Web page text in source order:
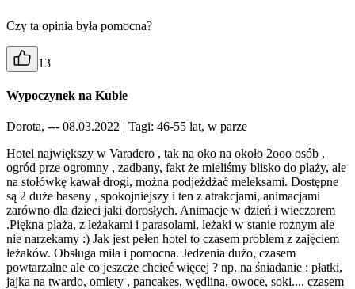
Czy ta opinia była pomocna?
13
Wypoczynek na Kubie
Dorota, --- 08.03.2022
| Tagi: 46-55 lat, w parze
Hotel największy w Varadero , tak na oko na około 2ooo osób ,
ogród prze ogromny , zadbany, fakt że mieliśmy blisko do plaży, ale
na stołówkę kawał drogi, można podjeżdżać meleksami. Dostępne
są 2 duże baseny , spokojniejszy i ten z atrakcjami, animacjami
zarówno dla dzieci jaki dorosłych. Animacje w dzień i wieczorem
.Piękna plaża, z leżakami i parasolami, leżaki w stanie rożnym ale
nie narzekamy :) Jak jest pełen hotel to czasem problem z zajęciem
leżaków. Obsługa miła i pomocna. Jedzenia dużo, czasem
powtarzalne ale co jeszcze chcieć więcej ? np. na śniadanie : płatki,
jajka na twardo, omlety , pancakes, wędlina, owoce, soki.... czasem